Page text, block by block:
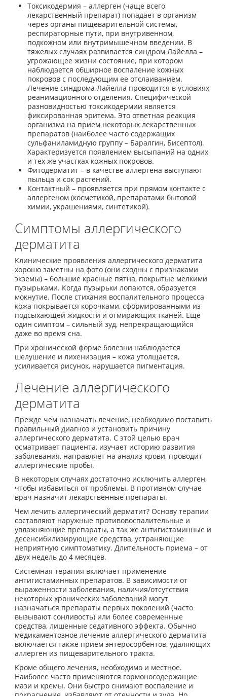
Токсикодермия – аллерген (чаще всего
лекарственный препарат) попадает в организм
через органы пищеварительной системы,
респираторные пути, при внутривенном,
подкожном или внутримышечном введении. В
тяжелых случаях развивается синдром Лайелла –
угрожающее жизни состояние, при котором
наблюдается обширное воспаление кожных
покровов с последующим ее отслаиванием.
Лечение синдрома Лайелла проводится в условиях
реанимационного отделения. Специфической
разновидностью токсикодермии является
фиксированная эритема. Это ответная реакция
организма на прием некоторых лекарственных
препаратов (наиболее часто содержащих
сульфаниламидную группу – Баралгин, Бисептол).
Характеризуется появлением высыпаний на одних
и тех же участках кожных покровов.
Фитодерматит – в качестве аллергена выступают
пыльца и сок растений.
Контактный – проявляется при прямом контакте с
аллергеном (косметикой, препаратами бытовой
химии, украшениями, синтетикой).
Симптомы аллергического
дерматита
Клинические проявления аллергического дерматита
хорошо заметны на фото (они сходны с признаками
экземы) – большие красные пятна, покрытые мелкими
пузырьками. Когда пузырьки лопаются, образуется
мокнутие. После стихания воспалительного процесса
кожа покрывается корочками, сформированными из
подсыхающей жидкости и отмирающих тканей. Еще
один симптом – сильный зуд, непрекращающийся
даже во время сна.
При хронической форме болезни наблюдается
шелушение и лихенизация – кожа утолщается,
усиливается рисунок, нарушается пигментация.
Лечение аллергического
дерматита
Прежде чем назначать лечение, необходимо поставить
правильный диагноз и установить причину
аллергического дерматита. С этой целью врач
осматривает пациента, изучает историю развития
заболевания, направляет на анализ крови, проводит
аллергические пробы.
В некоторых случаях достаточно исключить аллерген,
чтобы избавиться от проблемы. В противном случае
врач назначит лекарственные препараты.
Чем лечить аллергический дерматит? Основу терапии
составляют наружные противовоспалительные и
увлажняющие препараты, а так же антигистаминные и
десенсибилизирующие средства, устраняющие
неприятную симптоматику. Длительность приема – от
двух недель до 4 месяцев.
Системная терапия включает применение
антигистаминных препаратов. В зависимости от
выраженности заболевания, наличия/отсутствия
некоторых хронических заболеваний могут
назначаться препараты первых поколений (часто
вызывают сонливость) или более современные
средства, лишенные седативного эффекта. Обычно
медикаментозное лечение аллергического дерматита
включается также прием энтеросорбентов, удаляющих
аллерген из пищеварительного тракта.
Кроме общего лечения, необходимо и местное.
Наиболее часто применяются гормоносодержащие
мази и кремы. Они быстро снимают воспаление и